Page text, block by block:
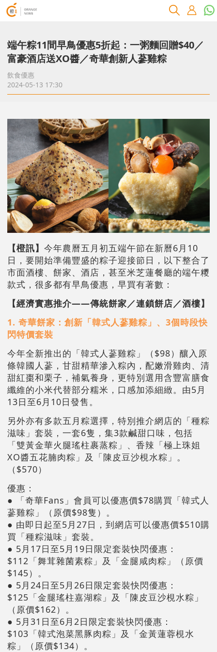
端午粽11間早鳥優惠5折起：一粥麵回贈$40／
富豪酒店送XO醬／奇華創新人蔘雞粽
飲食優惠
2024-05-13 17:30
【橙訊】 今年農曆五月初五端午節在新曆6月10
日，要開始準備豐盛的粽子迎接節日，以下整合了
市面酒樓、餅家、酒店，甚至米芝蓮餐廳的端午糭
款式，很多都有早鳥優惠，早買有著數：
【經濟實惠推介——傳統餅家／連鎖餅店／酒樓】
1. 奇華餅家：創新「韓式人蔘雞粽」、3個時段快
閃特價套裝
今年全新推出的「韓式人蔘雞粽」（$98）釀入原
條韓國人蔘，甘甜精華滲入粽內，配嫩滑雞肉、清
甜紅棗和栗子，補氣養身，更特別選用含豐富膳食
纖維的小米代替部分糯米，口感加添細緻。由5月
13日至6月10日發售。
另外亦有多款五月粽選擇，特別推介網店的「種粽
滋味」套裝，一套6隻，集3款鹹甜口味，包括
「雙黃金華火腿瑤柱裹蒸粽」、香辣「極上珠姐
XO醬五花腩肉粽」及「陳皮豆沙梘水粽」。
（$570）
優惠：
● 「奇華Fans」會員可以優惠價$78購買「韓式人
蔘雞粽」（原價$98隻）。
● 由即日起至5月27日，到網店可以優惠價$510購
買「種粽滋味」套裝。
● 5月17日至5月19日限定套裝快閃優惠：
$112「舞茸雜菌素粽」及「金腿咸肉粽」（原價
$145）。
● 5月24日至5月26日限定套裝快閃優惠：
$125「金腿瑤柱嘉湖粽」及「陳皮豆沙梘水粽」
（原價$162）。
● 5月31日至6月2日限定套裝快閃優惠：
$103「韓式泡菜黑豚肉粽」及「金黃蓮蓉梘水
粽」（原價$134）。